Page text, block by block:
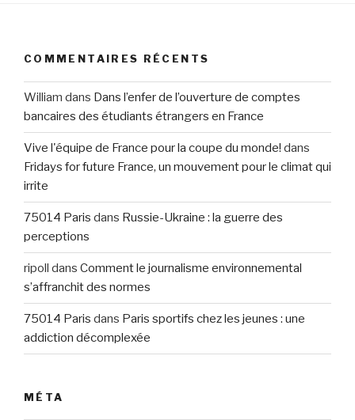
COMMENTAIRES RÉCENTS
William dans Dans l’enfer de l’ouverture de comptes
bancaires des étudiants étrangers en France
Vive l'équipe de France pour la coupe du monde! dans
Fridays for future France, un mouvement pour le climat qui
irrite
75014 Paris dans Russie-Ukraine : la guerre des
perceptions
ripoll dans Comment le journalisme environnemental
s’affranchit des normes
75014 Paris dans Paris sportifs chez les jeunes : une
addiction décomplexée
MÉTA